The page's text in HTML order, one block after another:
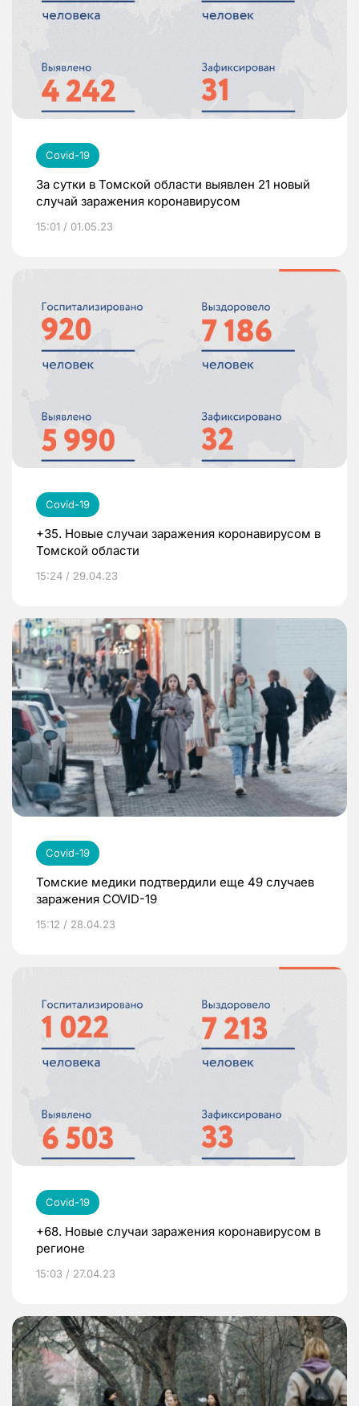
Covid-19
За сутки в Томской области выявлен 21 новый
случай заражения коронавирусом
15:01 / 01.05.23
Covid-19
+35. Новые случаи заражения коронавирусом в
Томской области
15:24 / 29.04.23
Covid-19
Томские медики подтвердили еще 49 случаев
заражения COVID-19
15:12 / 28.04.23
Covid-19
+68. Новые случаи заражения коронавирусом в
регионе
15:03 / 27.04.23